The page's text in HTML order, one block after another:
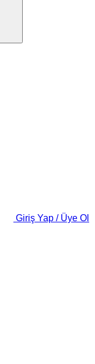
Giriş Yap / Üye Ol